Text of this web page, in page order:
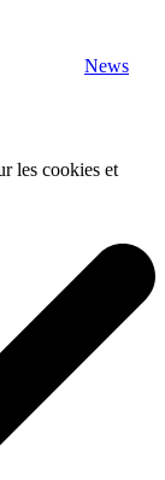
News
les cookies et